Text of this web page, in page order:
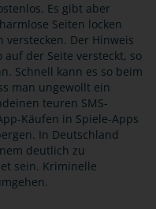
Es gibt aber
Seiten locken
Der Hinweis
der Seite versteckt, so
Schnell kann es so beim
man ungewollt ein
teuren SMS-
Käufen in Spiele-Apps
In Deutschland
deutlich zu
sein. Kriminelle